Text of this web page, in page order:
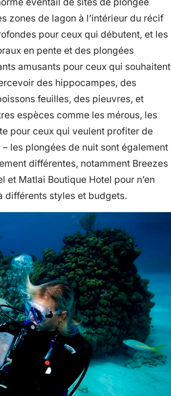
zones de lagon à l’intérieur du récif
pour ceux qui débutent, et les
en pente et des plongées
amusants pour ceux qui souhaitent
des hippocampes, des
feuilles, des pieuvres, et
espèces comme les mérous, les
pour ceux qui veulent profiter de
les plongées de nuit sont également
différentes, notamment Breezes
et Matlai Boutique Hotel pour n’en
différents styles et budgets.